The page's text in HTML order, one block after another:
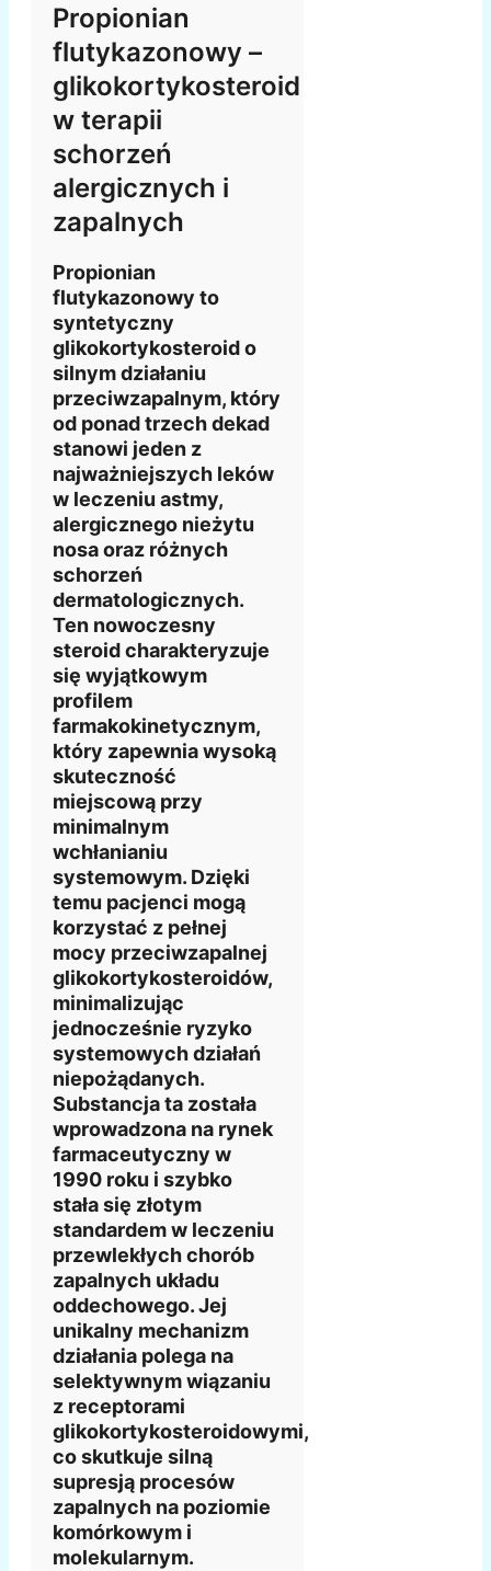
Propionian
flutykazonowy –
glikokortykosteroid
w terapii
schorzeń
alergicznych i
zapalnych
Propionian
flutykazonowy to
syntetyczny
glikokortykosteroid o
silnym działaniu
przeciwzapalnym, który
od ponad trzech dekad
stanowi jeden z
najważniejszych leków
w leczeniu astmy,
alergicznego nieżytu
nosa oraz różnych
schorzeń
dermatologicznych.
Ten nowoczesny
steroid charakteryzuje
się wyjątkowym
profilem
farmakokinetycznym,
który zapewnia wysoką
skuteczność
miejscową przy
minimalnym
wchłanianiu
systemowym. Dzięki
temu pacjenci mogą
korzystać z pełnej
mocy przeciwzapalnej
glikokortykosteroidów,
minimalizując
jednocześnie ryzyko
systemowych działań
niepożądanych.
Substancja ta została
wprowadzona na rynek
farmaceutyczny w
1990 roku i szybko
stała się złotym
standardem w leczeniu
przewlekłych chorób
zapalnych układu
oddechowego. Jej
unikalny mechanizm
działania polega na
selektywnym wiązaniu
z receptorami
glikokortykosteroidowymi,
co skutkuje silną
supresją procesów
zapalnych na poziomie
komórkowym i
molekularnym.